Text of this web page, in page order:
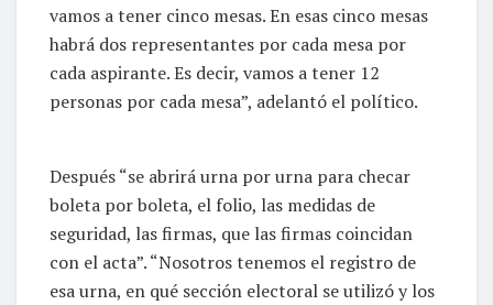
vamos a tener cinco mesas. En esas cinco mesas
habrá dos representantes por cada mesa por
cada aspirante. Es decir, vamos a tener 12
personas por cada mesa”, adelantó el político.
Después “se abrirá urna por urna para checar
boleta por boleta, el folio, las medidas de
seguridad, las firmas, que las firmas coincidan
con el acta”. “Nosotros tenemos el registro de
esa urna, en qué sección electoral se utilizó y los